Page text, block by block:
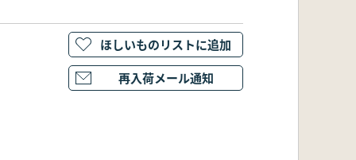
ほしいものリストに追加
再入荷メール通知